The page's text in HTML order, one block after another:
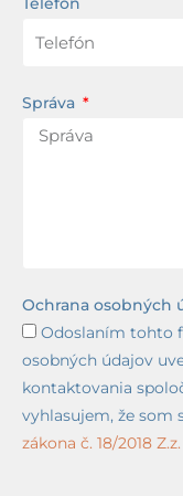
Správa
Ochrana osobných
Odoslaním tohto
osobných údajov
kontaktovania
vyhlasujem, že som
zákona č. 18/2018